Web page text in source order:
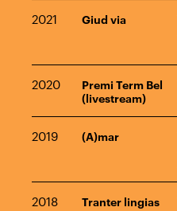
2021 Giud via
2020
Premi Term Bel
(livestream)
2019 (A)mar
2018 Tranter lingias